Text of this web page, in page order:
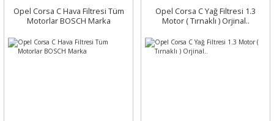
Opel Corsa C Hava Filtresi Tüm
Motorlar BOSCH Marka
Opel Corsa C Yağ Filtresi 1.3
Motor ( Tırnaklı ) Orjinal..